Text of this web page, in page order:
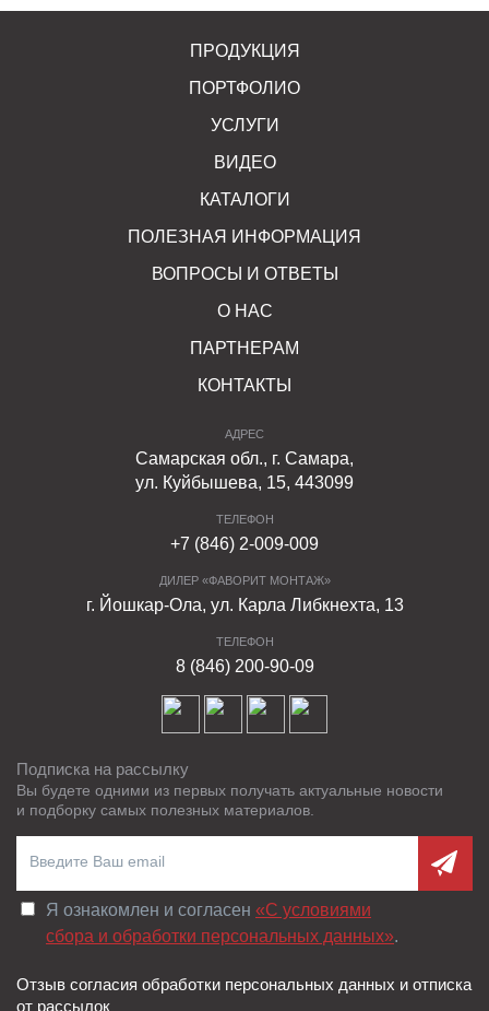
ПРОДУКЦИЯ
ПОРТФОЛИО
УСЛУГИ
ВИДЕО
КАТАЛОГИ
ПОЛЕЗНАЯ ИНФОРМАЦИЯ
ВОПРОСЫ И ОТВЕТЫ
О НАС
ПАРТНЕРАМ
КОНТАКТЫ
АДРЕС
Самарская обл., г. Самара,
ул. Куйбышева, 15, 443099
ТЕЛЕФОН
+7 (846) 2-009-009
ДИЛЕР «ФАВОРИТ МОНТАЖ»
г. Йошкар-Ола, ул. Карла Либкнехта, 13
ТЕЛЕФОН
8 (846) 200-90-09
Подписка на рассылку
Вы будете одними из первых получать актуальные новости
и подборку самых полезных материалов.
Я ознакомлен и согласен «C условиями
сбора и обработки персональных данных».
Отзыв согласия обработки персональных данных и отписка
от рассылок